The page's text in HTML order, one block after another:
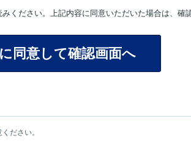
みください。上記内容に同意いただいた場合は、確
ださい。